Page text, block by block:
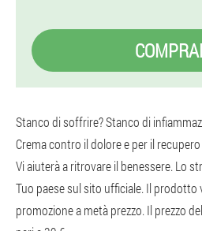
Stanco di soffrire? Stanco di
Crema contro il dolore e per il
Vi aiuterà a ritrovare il benessere. Lo
Tuo paese sul sito ufficiale. Il prodotto
promozione a metà prezzo. Il prezzo